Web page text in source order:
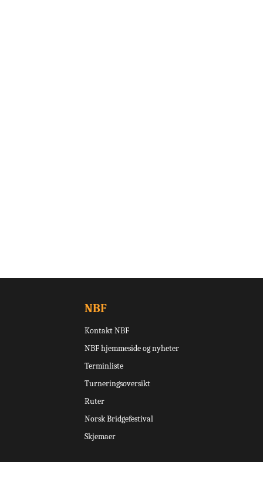
NBF
Kontakt NBF
NBF hjemmeside og nyheter
Terminliste
Turneringsoversikt
Ruter
Norsk Bridgefestival
Skjemaer